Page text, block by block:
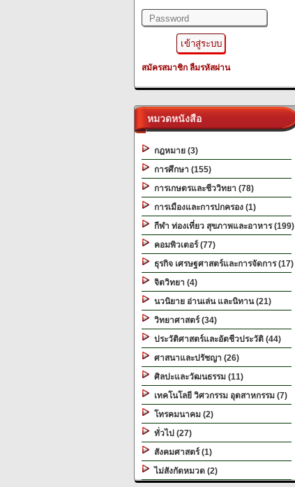
สมัครสมาชิก ลืมรหัสผ่าน
หมวดหนังสือ
กฎหมาย (3)
การศึกษา (155)
การเกษตรและชีววิทยา (78)
การเมืองและการปกครอง (1)
กีฬา ท่องเที่ยว สุขภาพและอาหาร (199)
คอมพิวเตอร์ (77)
ธุรกิจ เศรษฐศาสตร์และการจัดการ (17)
จิตวิทยา (4)
นวนิยาย อ่านเล่น และนิทาน (21)
วิทยาศาสตร์ (34)
ประวัติศาสตร์และอัตชีวประวัติ (44)
ศาสนาและปรัชญา (26)
ศิลปะและวัฒนธรรม (11)
เทคโนโลยี วิศวกรรม อุตสาหกรรม (7)
โทรคมนาคม (2)
ทั่วไป (27)
สังคมศาสตร์ (1)
ไม่สังกัดหมวด (2)